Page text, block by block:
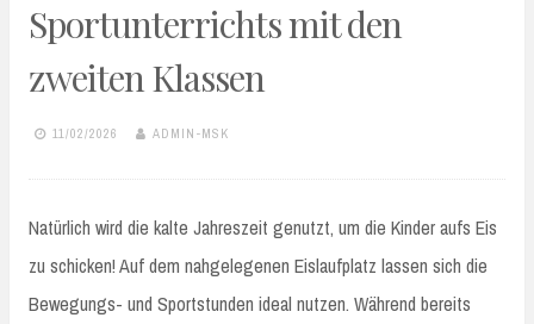
Sportunterrichts mit den
zweiten Klassen
11/02/2026 ADMIN-MSK
Natürlich wird die kalte Jahreszeit genutzt, um die Kinder aufs Eis
zu schicken! Auf dem nahgelegenen Eislaufplatz lassen sich die
Bewegungs- und Sportstunden ideal nutzen. Während bereits